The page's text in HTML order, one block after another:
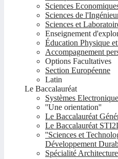
Sciences
Sciences de
Sciences et
Enseignement
Éducation Physique
Accompagnement
Options Facultatives
Section Européenne
Latin
Le Baccalauréat
Systèmes
''Une orientation''
Le Baccalauréat
Le Baccalauréat
''Sciences et
Développement
Spécialité